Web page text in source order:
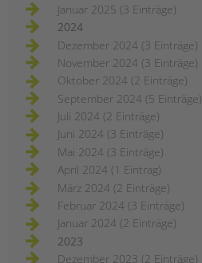
Januar 2025 (3 Einträge)
2024
Dezember 2024 (3 Einträge)
November 2024 (3 Einträge)
Oktober 2024 (2 Einträge)
September 2024 (5 Einträge)
Juli 2024 (2 Einträge)
Juni 2024 (3 Einträge)
Mai 2024 (3 Einträge)
April 2024 (1 Eintrag)
März 2024 (2 Einträge)
Februar 2024 (3 Einträge)
Januar 2024 (2 Einträge)
2023
Dezember 2023 (2 Einträge)